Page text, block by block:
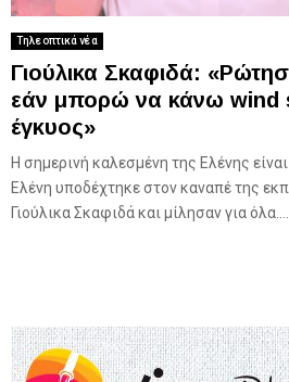
Τηλεοπτικά νέα
Γιούλικα Σκαφιδά:
εάν μπορώ να κάνω wind
έγκυος»
Η σημερινή καλεσμένη της Ελένης
Ελένη υποδέχτηκε στον καναπέ της
Γιούλικα Σκαφιδά και μίλησαν για όλα....